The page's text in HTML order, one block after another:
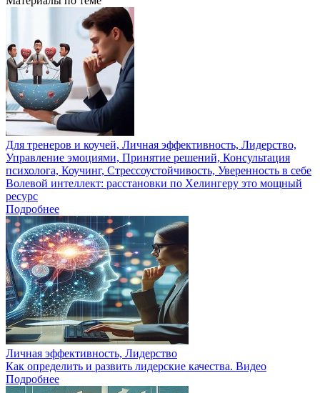
Для тренеров и коучей, Личная эффективность, Лидерство,
Управление эмоциями, Принятие решений, Консультация
психолога, Коучинг, Стрессоустойчивость, Уверенность в себе
Волевой интеллект: расстановки по Хелингеру это мощный
ресурс
Подробнее
Личная эффективность, Лидерство
Как определить и развить лидерские качества. Видео
Подробнее